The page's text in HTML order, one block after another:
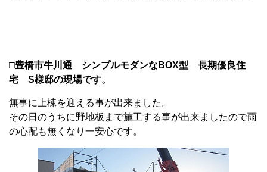
□豊橋市牛川通 シンプルモダンなBOX型 長期優良住
宅 S様邸の現場です。
無事に上棟を迎える事が出来ました。
その日のうちに野地板まで施工する事が出来ましたので雨
の心配も無くなり一安心です。